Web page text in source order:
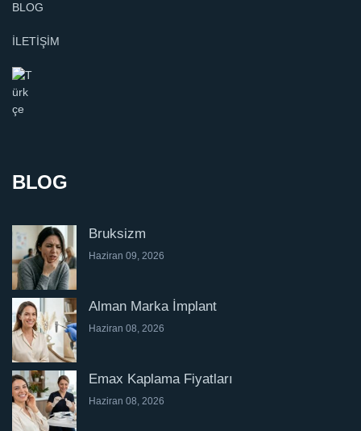
BLOG
İLETİŞİM
BLOG
Bruksizm
Haziran 09, 2026
Alman Marka İmplant
Haziran 08, 2026
Emax Kaplama Fiyatları
Haziran 08, 2026